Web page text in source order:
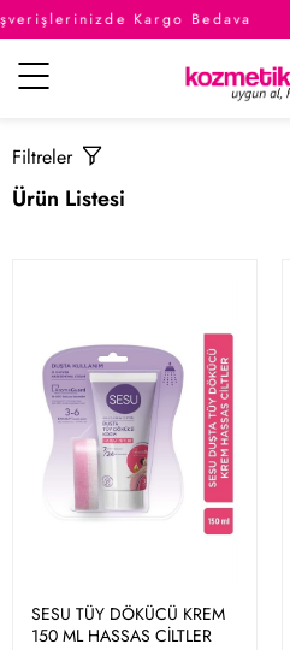
Kargo Bedava
Kategoriler
Filtreler
Ürün Listesi
SESU TÜY DÖKÜCÜ KREM
150 ML HASSAS CİLTLER